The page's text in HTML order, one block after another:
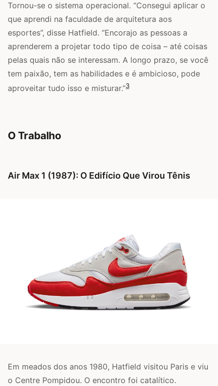
Tornou-se o sistema operacional. “Consegui aplicar o
que aprendi na faculdade de arquitetura aos
esportes”, disse Hatfield. “Encorajo as pessoas a
aprenderem a projetar todo tipo de coisa – até coisas
pelas quais não se interessam. A longo prazo, se você
tem paixão, tem as habilidades e é ambicioso, pode
aproveitar tudo isso e misturar.”3
O Trabalho
Air Max 1 (1987): O Edifício Que Virou Tênis
Em meados dos anos 1980, Hatfield visitou Paris e viu
o Centre Pompidou. O encontro foi catalítico.